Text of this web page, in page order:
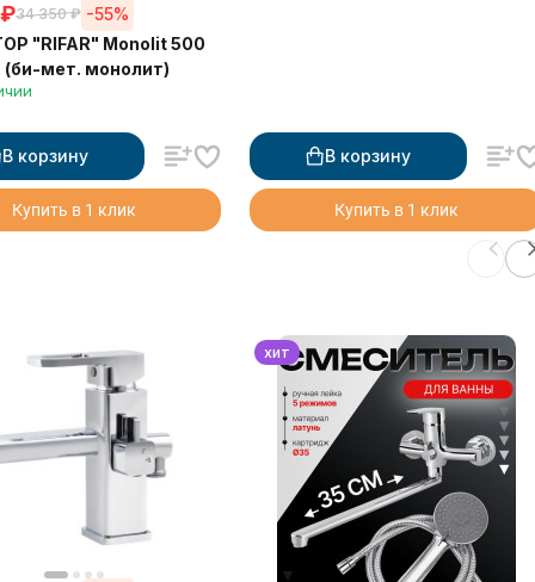
₽34 350 ₽ -55%
"RIFAR" Monolit 500
(би-мет. монолит)
В корзину
Купить в 1 клик
В корзину
Купить в 1 клик
хит